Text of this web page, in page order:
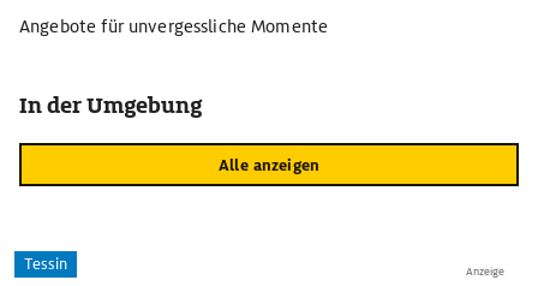
Angebote für unvergessliche Momente
In der Umgebung
Alle anzeigen
Anzeige
Tessin